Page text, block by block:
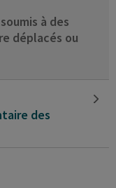
soumis à des
déplacés ou
des